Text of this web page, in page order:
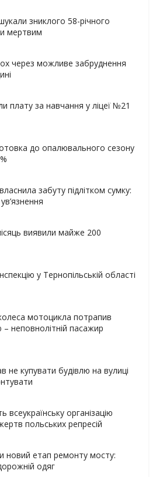
зниклого 58-річного
мертвим
через можливе забруднення
плату за навчання у ліцеї №21
до опалювального сезону
забуту підлітком сумку:
виявили майже 200
у Тернопільській області
мотоцикла потрапив
– неповнолітній пасажир
не купувати будівлю на вулиці
організацію
польських репресій
новий етап ремонту мосту:
одяг